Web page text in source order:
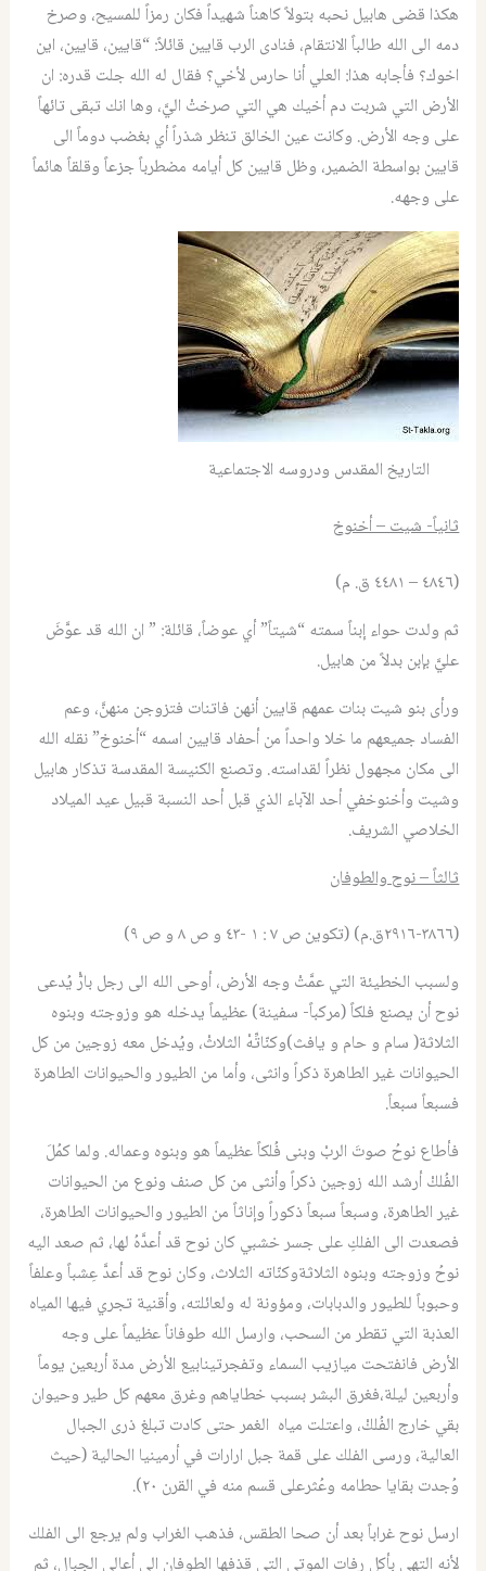
هكذا قضى هابيل نحبه بتولاً كاهناً شهيداً فكان رمزاً للمسيح، وصرخ
دمه الى الله طالباً الانتقام، فنادى الرب قايين قائلاً: “قايين، قايين، اين
اخوك؟ فأجابه هذا: العلي أنا حارس لأخي؟ فقال له الله جلت قدره: ان
الأرض التي شربت دم أخيك هي التي صرختْ اليَّ، وها انك تبقى تائهاً
على وجه الأرض. وكانت عين الخالق تنظر شذراً أي بغضب دوماً الى
قايين بواسطة الضمير، وظل قايين كل أيامه مضطرباً جزعاً وقلقاً هائماً
على وجهه.
التاريخ المقدس ودروسه الاجتماعية
ثانياً- شيت – أخنوخ
(٤٨٤٦ – ٤٤٨١ ق. م)
ثم ولدت حواء إبناً سمته “شيتاً” أي عوضاً، قائلة: ” ان الله قد عوَّضَ
عليَّ بإبن بدلاً من هابيل.
ورأى بنو شيت بنات عمهم قايين أنهن فاتنات فتزوجن منهنَّ، وعم
الفساد جميعهم ما خلا واحداً من أحفاد قايين اسمه “أخنوخ” نقله الله
الى مكان مجهول نظراً لقداسته. وتصنع الكنيسة المقدسة تذكار هابيل
وشيت وأخنوخفي أحد الآباء الذي قبل أحد النسبة قبيل عيد الميلاد
الخلاصي الشريف.
ثالثاً – نوح والطوفان
(٣٨٦٦-٢٩١٦ق.م) (تكوين ص ٧ : ١ -٤٣ و ص ٨ و ص ٩)
ولسبب الخطيئة التي عمَّتْ وجه الأرض، أوحى الله الى رجل بارّْ يُدعى
نوح أن يصنع فلكاً (مركباً- سفينة) عظيماً يدخله هو وزوجته وبنوه
الثلاثة( سام و حام و يافث)وكنّاتِّهْ الثلاثْ، ويُدخل معه زوجين من كل
الحيوانات غير الطاهرة ذكراً وانثى، وأما من الطيور والحيوانات الطاهرة
فسبعاً سبعاً.
فأطاع نوحُ صوتَ الربْ وبنى فُلكاً عظيماً هو وبنوه وعماله. ولما كمُلَ
الفُلكْ أرشد الله زوجين ذكراً وأنثى من كل صنف ونوع من الحيوانات
غير الطاهرة، وسبعاً سبعاً ذكوراً وإناثاً من الطيور والحيوانات الطاهرة،
فصعدت الى الفلكِ على جسر خشبي كان نوح قد أعدَّهُ لها، ثم صعد اليه
نوحُ وزوجته وبنوه الثلاثةوكنّاته الثلاث، وكان نوح قد أعدَّ عِشباً وعلفاً
وحبوباً للطيور والدبابات، ومؤونة له ولعائلته، وأقنية تجري فيها المياه
العذبة التي تقطر من السحب، وارسل الله طوفاناً عظيماً على وجه
الأرض فانفتحت ميازيب السماء وتفجرتينابيع الأرض مدة أربعين يوماً
وأربعين ليلة،فغرق البشر بسبب خطاياهم وغرق معهم كل طير وحيوان
بقي خارج الفُلكْ، واعتلت مياه الغمر حتى كادت تبلغ ذرى الجبال
العالية، ورسى الفلك على قمة جبل ارارات في أرمينيا الحالية (حيث
وُجدت بقايا حطامه وعُثرعلى قسم منه في القرن ٢٠).
ارسل نوح غراباً بعد أن صحا الطقس، فذهب الغراب ولم يرجع الى الفلك
لأنه التهى بأكل رفات الموتى التي قذفها الطوفان الى أعالي الجبال، ثم